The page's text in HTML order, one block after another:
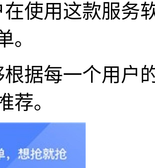
在使用这款服务
。
根据每一个用户
荐。